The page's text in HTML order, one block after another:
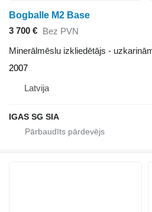
Bogballe M2 Base
3 700 € Bez PVN
Minerālmēslu izkliedētājs -
2007
Latvija
IGAS SG SIA